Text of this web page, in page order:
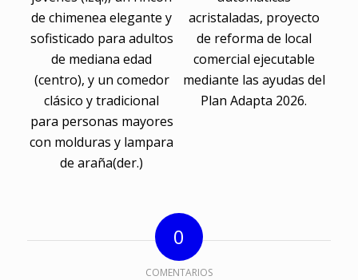
0
COMENTARIOS